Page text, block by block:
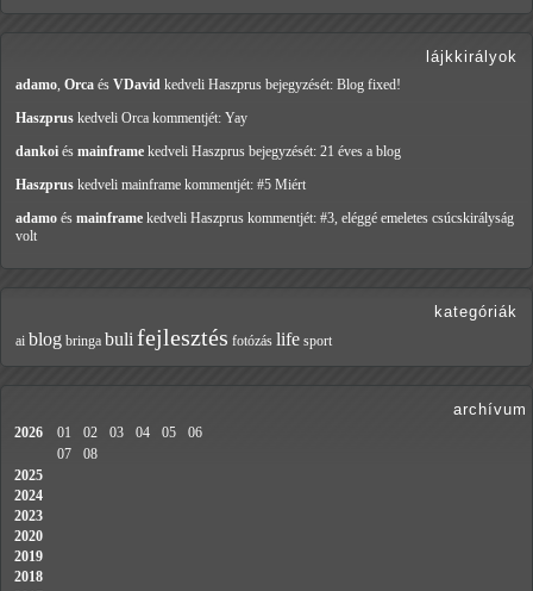
lájkkirályok
adamo, Orca és VDavid kedveli Haszprus bejegyzését: Blog fixed!
Haszprus kedveli Orca kommentjét: Yay
dankoi és mainframe kedveli Haszprus bejegyzését: 21 éves a blog
Haszprus kedveli mainframe kommentjét: #5 Miért
adamo és mainframe kedveli Haszprus kommentjét: #3, eléggé emeletes csúcskirályság
volt
kategóriák
ai blog bringa bulifejlesztés fotózás life sport
archívum
2026 01 02 03 04 05
06
07
08
2025
2024
2023
2020
2019
2018